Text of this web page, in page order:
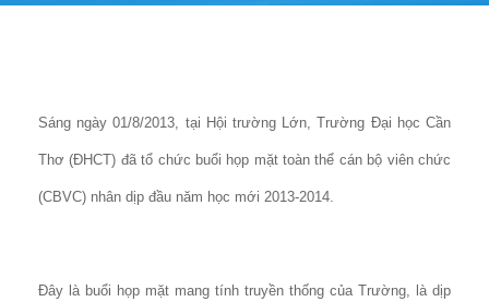
Sáng ngày 01/8/2013, tại Hội trường Lớn, Trường Đại học Cần
Thơ (ĐHCT) đã tổ chức buổi họp mặt toàn thể cán bộ viên chức
(CBVC) nhân dịp đầu năm học mới 2013-2014.
Đây là buổi họp mặt mang tính truyền thống của Trường, là dịp